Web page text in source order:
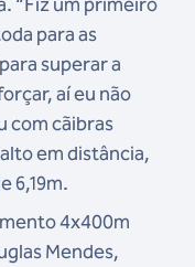
para as
superar a
aí eu não
com cãibras
em distância,
6,19m.
4x400m
Mendes,